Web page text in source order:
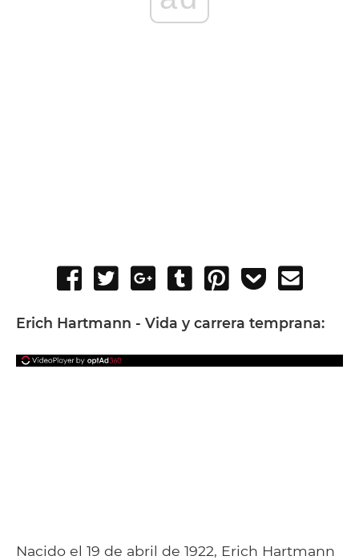
Share
Facebook
Tweet
Share
Google+
Post
Tumblr
Pin
Add
Pocket
Erich Hartmann - Vida y carrera temprana:
Nacido el 19 de abril de 1922, Erich Hartmann